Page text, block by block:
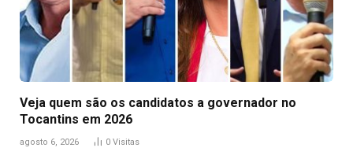
Veja quem são os candidatos a governador no
Tocantins em 2026
agosto 6, 2026 0 Visitas